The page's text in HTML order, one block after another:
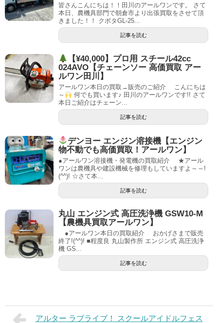
皆さんこんにちは！！田川のアールワンです。 さて
本日、農機具部門で朝倉市より出張買取をさせて頂
きました！！ クボタGL-25...
記事を読む
【¥40,000】プロ用 スチール42cc
024AVO【チェーンソー 高価買取 アー
ルワン田川】
アールワン本日の買取→販売のご紹介 こんにちは
～
何でも買います♪ 田川のアールワンです!! さて
本日ご紹介はチェーン...
記事を読む
デンヨー エンジン溶接機【エンジン
物不動でも高価買取！アールワン】
●アールワン溶接機・発電機の買取紹介 ★アール
ワンは農機具や建設機械を修理もしていますよ～～!
(^^)! ☆さて本...
記事を読む
丸山 エンジン式 高圧洗浄機 GSW10-M
【農機具買取アールワン】
●アールワン本日の買取紹介 おかげさまで販売
終了!(^^)! ■程度良 丸山製作所 エンジン式 高圧洗浄
機 GS...
記事を読む
アルター ラブライブ！ スクールアイドルフェス